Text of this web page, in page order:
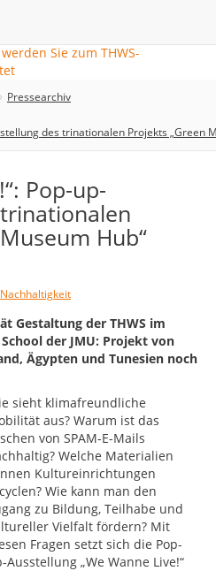
Pressearchiv
des trinationalen Projekts „Green
Pop-up-
Hub“
Nachhaltigkeit
Gestaltung der THWS im
der JMU: Projekt von
Ägypten und Tunesien noch
sieht klimafreundliche
aus? Warum ist das
von SPAM-E-Mails
Welche Materialien
Kultureinrichtungen
Wie kann man den
zu Bildung, Teilhabe und
Vielfalt fördern? Mit
Fragen setzt sich die Pop-
Ausstellung „We Wanne Live!“